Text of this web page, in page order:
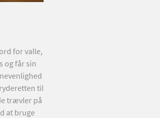
for valle,
og får sin
til
trævler på
at bruge